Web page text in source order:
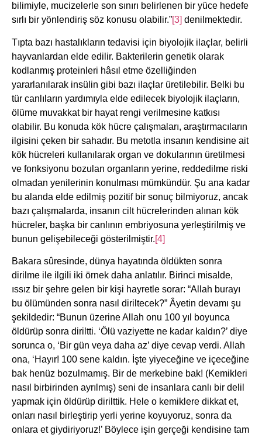
bilimiyle, mucizelerle son sınırı belirlenen bir yüce hedefe
sırlı bir yönlendiriş söz konusu olabilir.” [3] denilmektedir.
Tıpta bazı hastalıkların tedavisi için biyolojik ilaçlar, belirli
hayvanlardan elde edilir. Bakterilerin genetik olarak
kodlanmış proteinleri hâsıl etme özelliğinden
yararlanılarak insülin gibi bazı ilaçlar üretilebilir. Belki bu
tür canlıların yardımıyla elde edilecek biyolojik ilaçların,
ölüme muvakkat bir hayat rengi verilmesine katkısı
olabilir. Bu konuda kök hücre çalışmaları, araştırmacıların
ilgisini çeken bir sahadır. Bu metotla insanın kendisine ait
kök hücreleri kullanılarak organ ve dokularının üretilmesi
ve fonksiyonu bozulan organların yerine, reddedilme riski
olmadan yenilerinin konulması mümkündür. Şu ana kadar
bu alanda elde edilmiş pozitif bir sonuç bilmiyoruz, ancak
bazı çalışmalarda, insanın cilt hücrelerinden alınan kök
hücreler, başka bir canlının embriyosuna yerleştirilmiş ve
bunun gelişebileceği gösterilmiştir.[4]
Bakara sûresinde, dünya hayatında öldükten sonra
dirilme ile ilgili iki örnek daha anlatılır. Birinci misalde,
ıssız bir şehre gelen bir kişi hayretle sorar: “Allah burayı
bu ölümünden sonra nasıl diriltecek?” Âyetin devamı şu
şekildedir: “Bunun üzerine Allah onu 100 yıl boyunca
öldürüp sonra diriltti. ‘Ölü vaziyette ne kadar kaldın?’ diye
sorunca o, ‘Bir gün veya daha az’ diye cevap verdi. Allah
ona, ‘Hayır! 100 sene kaldın. İşte yiyeceğine ve içeceğine
bak henüz bozulmamış. Bir de merkebine bak! (Kemikleri
nasıl birbirinden ayrılmış) seni de insanlara canlı bir delil
yapmak için öldürüp dirilttik. Hele o kemiklere dikkat et,
onları nasıl birleştirip yerli yerine koyuyoruz, sonra da
onlara et giydiriyoruz!’ Böylece işin gerçeği kendisine tam